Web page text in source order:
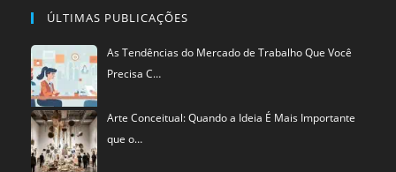
ÚLTIMAS PUBLICAÇÕES
As Tendências do Mercado de Trabalho Que Você
Precisa C…
Arte Conceitual: Quando a Ideia É Mais Importante
que o…